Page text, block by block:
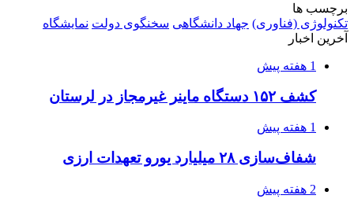
برچسب ها
تکنولوژی (فناوری) جهاد دانشگاهی سخنگوی دولت نمایشگاه
آخرین اخبار
1 هفته پیش
کشف ۱۵۲ دستگاه ماینر غیرمجاز در لرستان
1 هفته پیش
شفاف‌سازی ۲۸ میلیارد یورو تعهدات ارزی
2 هفته پیش